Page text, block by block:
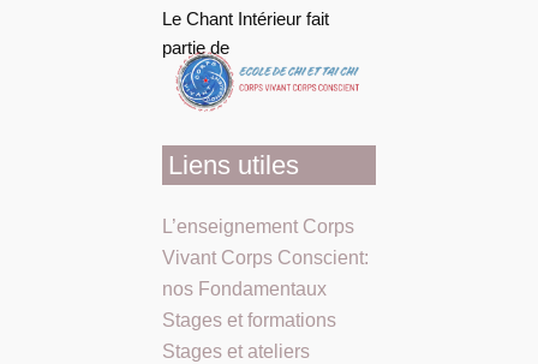
Le Chant Intérieur fait
partie de
Liens utiles
L’enseignement Corps
Vivant Corps Conscient:
nos Fondamentaux
Stages et formations
Stages et ateliers